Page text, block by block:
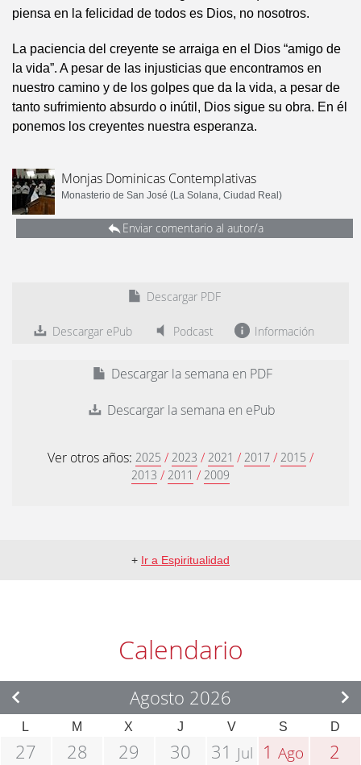
piensa en la felicidad de todos es Dios, no nosotros.
La paciencia del creyente se arraiga en el Dios “amigo de
la vida”. A pesar de las injusticias que encontramos en
nuestro camino y de los golpes que da la vida, a pesar de
tanto sufrimiento absurdo o inútil, Dios sigue su obra. En él
ponemos los creyentes nuestra esperanza.
Monjas Dominicas Contemplativas
Monasterio de San José (La Solana, Ciudad Real)
Enviar comentario al autor/a
Descargar PDF
Descargar ePub Podcast Información
Descargar la semana en PDF
Descargar la semana en ePub
Ver otros años: 2025 / 2023 / 2021 / 2017 / 2015 /
2013 / 2011 / 2009
+ Ir a Espiritualidad
Calendario
Agosto 2026
L M X J V S D
27 28 29 30 31 Jul 1Ago 2